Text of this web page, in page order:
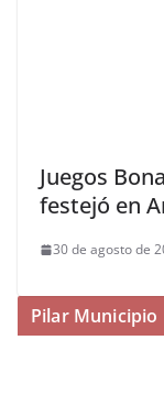
Juegos
festejó en
30 de agosto de
Pilar Municipio